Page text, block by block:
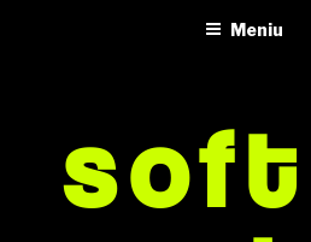
VINILOTECA
Meniu
soft